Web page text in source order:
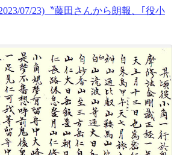
07/23)〝藤田さんから朗報、｢役小